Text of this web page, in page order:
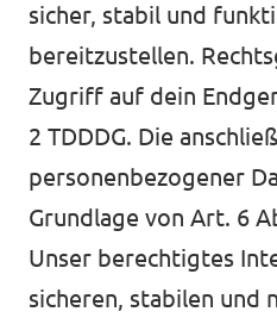
sicher, stabil und
bereitzustellen.
Zugriff auf dein
2 TDDDG. Die
personenbezogener
Grundlage von Art. 6
Unser berechtigtes
sicheren, stabilen und